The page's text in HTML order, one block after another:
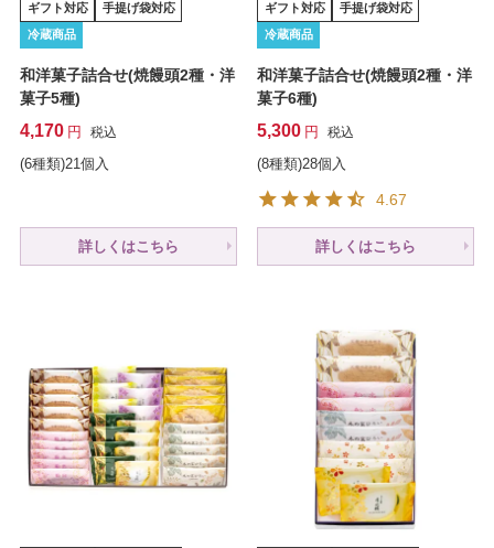
ギフト対応 手提げ袋対応
冷蔵商品
和洋菓子詰合せ(焼饅頭2種・洋
菓子5種)
4,170 税込
(6種類)21個入
詳しくはこちら
ギフト対応 手提げ袋対応
冷蔵商品
和洋菓子詰合せ(焼饅頭2種・洋
菓子6種)
5,300 税込
(8種類)28個入
4.67
詳しくはこちら